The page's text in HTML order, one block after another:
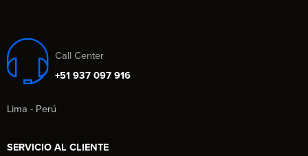
Call Center
+51 937 097 916
Lima - Perú
SERVICIO AL CLIENTE